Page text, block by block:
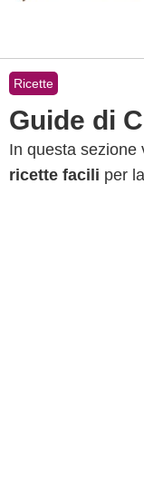
Ricette
Guide di
In questa sezione
ricette facili per